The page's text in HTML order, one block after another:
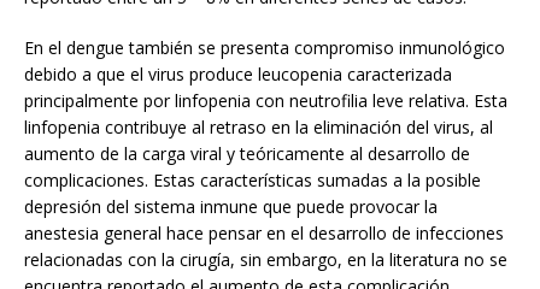
En el dengue también se presenta compromiso inmunológico
debido a que el virus produce leucopenia caracterizada
principalmente por linfopenia con neutrofilia leve relativa. Esta
linfopenia contribuye al retraso en la eliminación del virus, al
aumento de la carga viral y teóricamente al desarrollo de
complicaciones. Estas características sumadas a la posible
depresión del sistema inmune que puede provocar la
anestesia general hace pensar en el desarrollo de infecciones
relacionadas con la cirugía, sin embargo, en la literatura no se